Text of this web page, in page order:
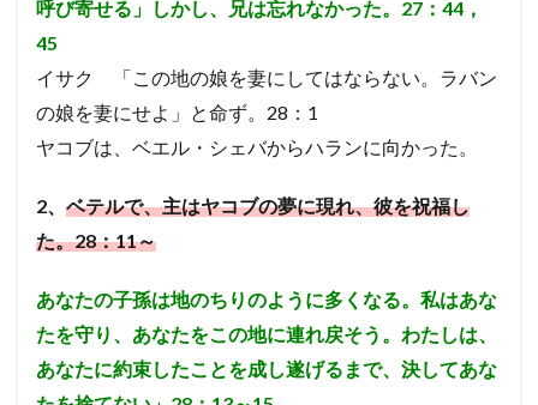
呼び寄せる」しかし、兄は忘れなかった。27：44，
45
イサク 「この地の娘を妻にしてはならない。ラバン
の娘を妻にせよ」と命ず。28：1
ヤコブは、ベエル・シェバからハランに向かった。
2、 ベテルで、主はヤコブの夢に現れ、彼を祝福し
た。28：11～
あなたの子孫は地のちりのように多くなる。私はあな
たを守り、あなたをこの地に連れ戻そう。わたしは、
あなたに約束したことを成し遂げるまで、決してあな